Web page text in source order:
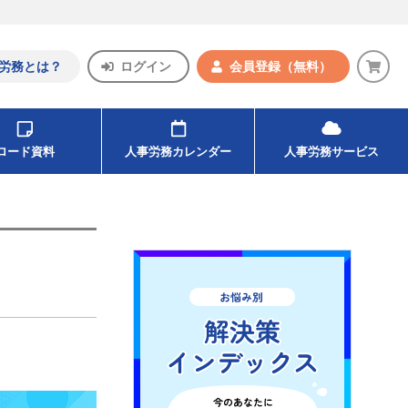
務とは？ ログイン 会員登録 （無料）
ロード資料 人事労務カレンダー 人事労務サービス